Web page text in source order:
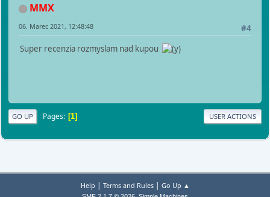
MMX
#4
06. Marec 2021, 12:48:48
Super recenzia rozmyslam nad kupou
GO UP Pages 1 USER ACTIONS
Help | Terms and Rules| Go Up ▲